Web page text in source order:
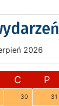
2026
C P
30 31